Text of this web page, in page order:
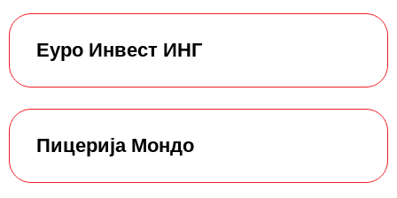
Еуро Инвест ИНГ
Пицерија Мондо